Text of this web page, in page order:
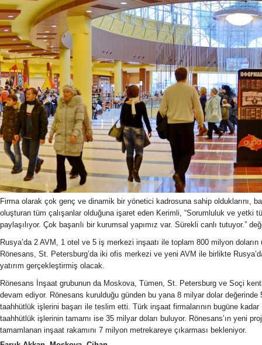
Firma olarak çok genç ve dinamik bir yönetici kadrosuna sahip olduklarını,
oluşturan tüm çalışanlar olduğuna işaret eden Kerimli, “Sorumluluk ve yetki
paylaşılıyor. Çok başarılı bir kurumsal yapımız var. Sürekli canlı tutuyor.”
Rusya’da 2 AVM, 1 otel ve 5 iş merkezi inşaatı ile toplam 800 milyon doların
Rönesans, St. Petersburg’da iki ofis merkezi ve yeni AVM ile birlikte
yatırım gerçekleştirmiş olacak.
Rönesans İnşaat grubunun da Moskova, Tümen, St. Petersburg ve Soçi
devam ediyor. Rönesans kurulduğu günden bu yana 8 milyar dolar
taahhütlük işlerini başarı ile teslim etti. Türk inşaat firmalarının bugüne kadar
taahhütlük işlerinin tamamı ise 35 milyar doları buluyor. Rönesans’ın yeni
tamamlanan inşaat rakamını 7 milyon metrekareye çıkarması bekleniyor.